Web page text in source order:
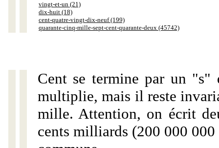
vingt-et-un (21)
dix-huit (18)
cent-quatre-vingt-dix-neuf (199)
quarante-cinq-mille-sept-cent-quarante-deux (45742)
Cent se termine par un "s"
multiplie, mais il reste
mille. Attention, on écrit
cents milliards (200 000